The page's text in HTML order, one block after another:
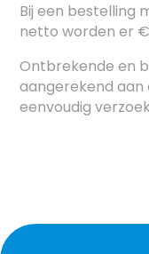
Bij een bestelling
netto worden er
Ontbrekende en
aangerekend aan
eenvoudig